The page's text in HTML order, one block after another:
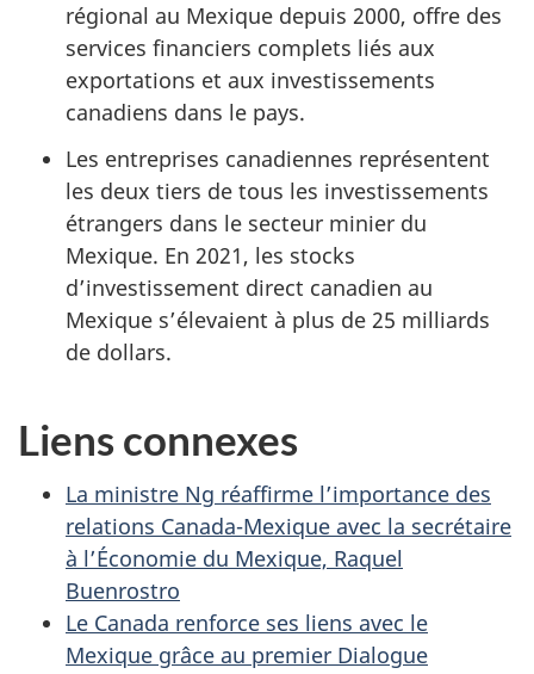
régional au Mexique depuis 2000, offre des
services financiers complets liés aux
exportations et aux investissements
canadiens dans le pays.
Les entreprises canadiennes représentent
les deux tiers de tous les investissements
étrangers dans le secteur minier du
Mexique. En 2021, les stocks
d’investissement direct canadien au
Mexique s’élevaient à plus de 25 milliards
de dollars.
Liens connexes
La ministre Ng réaffirme l’importance des
relations Canada-Mexique avec la secrétaire
à l’Économie du Mexique, Raquel
Buenrostro
Le Canada renforce ses liens avec le
Mexique grâce au premier Dialogue